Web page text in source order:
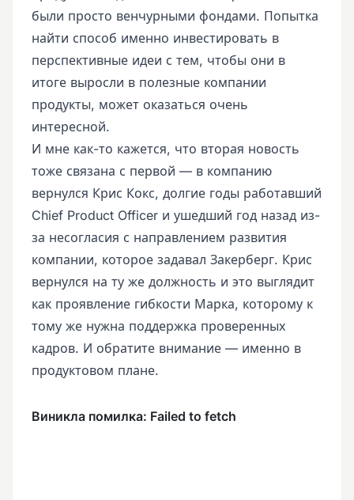
были просто венчурными фондами. Попытка
найти способ именно инвестировать в
перспективные идеи с тем, чтобы они в
итоге выросли в полезные компании
продукты, может оказаться очень
интересной.
И мне как-то кажется, что вторая новость
тоже связана с первой — в компанию
вернулся Крис Кокс, долгие годы работавший
Chief Product Officer и ушедший год назад из-
за несогласия с направлением развития
компании, которое задавал Закерберг. Крис
вернулся на ту же должность и это выглядит
как проявление гибкости Марка, которому к
тому же нужна поддержка проверенных
кадров. И обратите внимание — именно в
продуктовом плане.